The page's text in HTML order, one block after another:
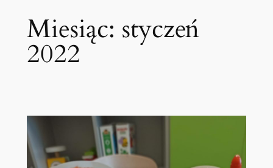
Miesiąc: styczeń
2022